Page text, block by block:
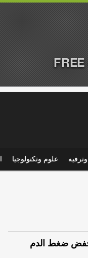
علوم وتكنولوجيا
ضغط الدم